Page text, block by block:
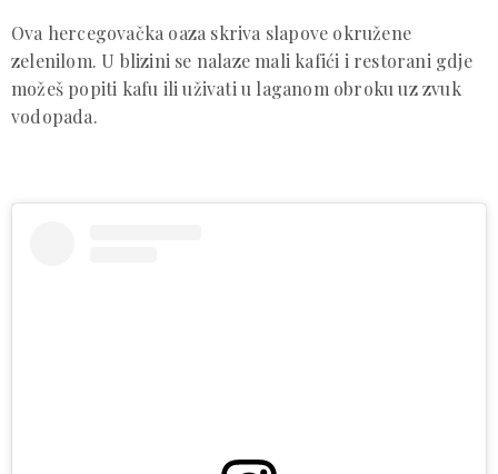
Ova hercegovačka oaza skriva slapove okružene
zelenilom. U blizini se nalaze mali kafići i restorani gdje
možeš popiti kafu ili uživati u laganom obroku uz zvuk
vodopada.